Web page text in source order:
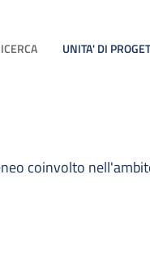
UNITA' DI
coinvolto